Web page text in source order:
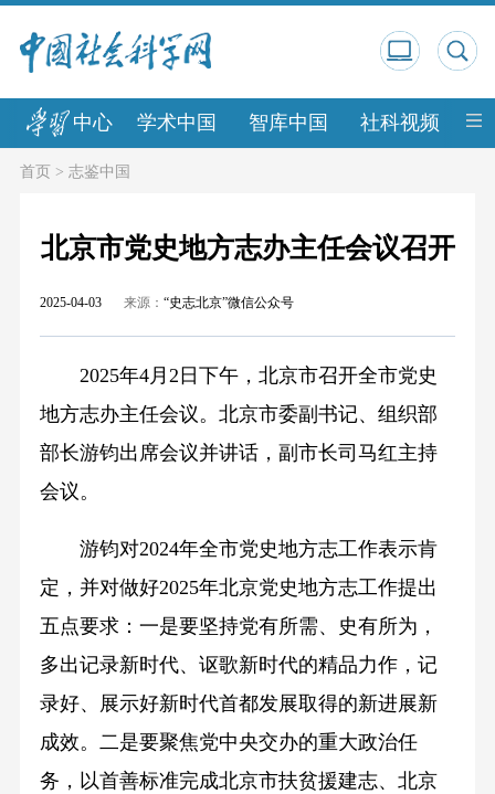
中心 学术中国 智库中国 社科视频 中
首页> 志鉴中国
北京市党史地方志办主任会议召开
2025-04-03 来源： “史志北京”微信公众号
2025年4月2日下午，北京市召开全市党史
地方志办主任会议。北京市委副书记、组织部
部长游钧出席会议并讲话，副市长司马红主持
会议。
游钧对2024年全市党史地方志工作表示肯
定，并对做好2025年北京党史地方志工作提出
五点要求：一是要坚持党有所需、史有所为，
多出记录新时代、讴歌新时代的精品力作，记
录好、展示好新时代首都发展取得的新进展新
成效。二是要聚焦党中央交办的重大政治任
务，以首善标准完成北京市扶贫援建志、北京